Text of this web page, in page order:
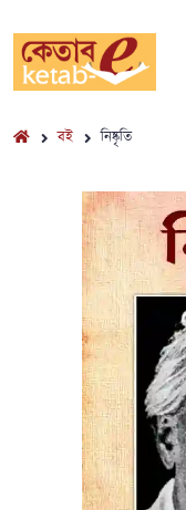
বই নিষ্কৃতি